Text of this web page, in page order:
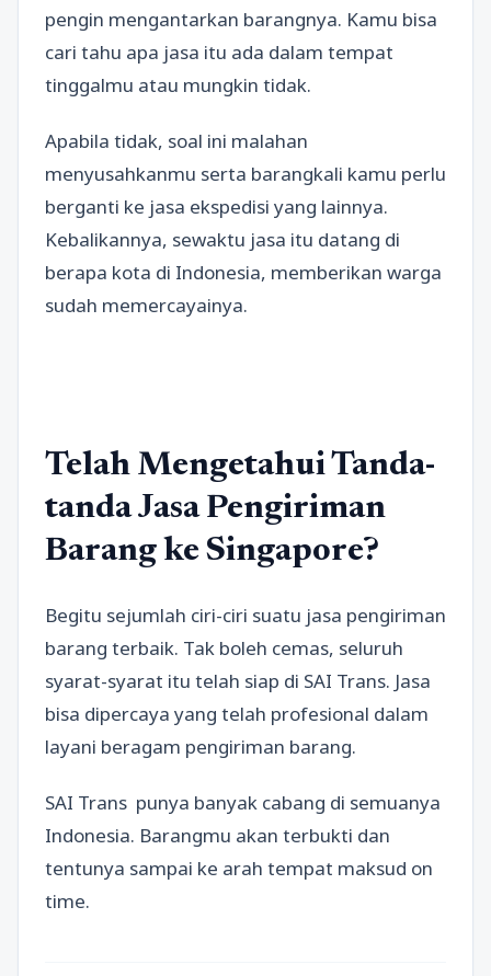
pengin mengantarkan barangnya. Kamu bisa
cari tahu apa jasa itu ada dalam tempat
tinggalmu atau mungkin tidak.
Apabila tidak, soal ini malahan
menyusahkanmu serta barangkali kamu perlu
berganti ke jasa ekspedisi yang lainnya.
Kebalikannya, sewaktu jasa itu datang di
berapa kota di Indonesia, memberikan warga
sudah memercayainya.
Telah Mengetahui Tanda-
tanda Jasa Pengiriman
Barang ke Singapore?
Begitu sejumlah ciri-ciri suatu jasa pengiriman
barang terbaik. Tak boleh cemas, seluruh
syarat-syarat itu telah siap di SAI Trans. Jasa
bisa dipercaya yang telah profesional dalam
layani beragam pengiriman barang.
SAI Trans punya banyak cabang di semuanya
Indonesia. Barangmu akan terbukti dan
tentunya sampai ke arah tempat maksud on
time.